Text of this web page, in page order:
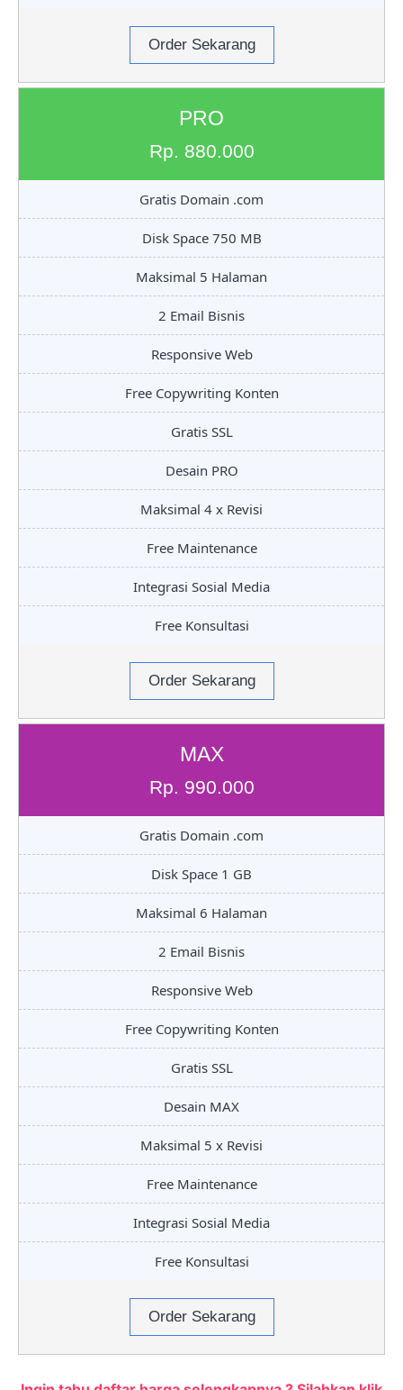
Order Sekarang
PRO
Rp. 880.000
Gratis Domain .com
Disk Space 750 MB
Maksimal 5 Halaman
2 Email Bisnis
Responsive Web
Free Copywriting Konten
Gratis SSL
Desain PRO
Maksimal 4 x Revisi
Free Maintenance
Integrasi Sosial Media
Free Konsultasi
Order Sekarang
MAX
Rp. 990.000
Gratis Domain .com
Disk Space 1 GB
Maksimal 6 Halaman
2 Email Bisnis
Responsive Web
Free Copywriting Konten
Gratis SSL
Desain MAX
Maksimal 5 x Revisi
Free Maintenance
Integrasi Sosial Media
Free Konsultasi
Order Sekarang